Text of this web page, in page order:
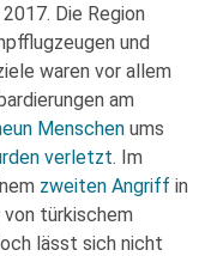
Die Region
und
waren vor allem
am
Menschen ums
verletzt. Im
zweiten Angriff in
von türkischem
lässt sich nicht